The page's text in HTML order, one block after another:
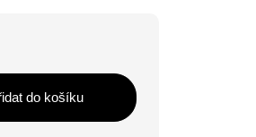
do košíku